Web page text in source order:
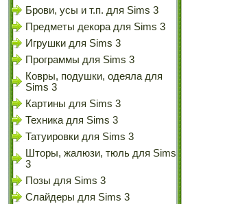
Брови, усы и т.п. для Sims 3
Предметы декора для Sims 3
Игрушки для Sims 3
Программы для Sims 3
Ковры, подушки, одеяла для
Sims 3
Картины для Sims 3
Техника для Sims 3
Татуировки для Sims 3
Шторы, жалюзи, тюль для Sims
3
Позы для Sims 3
Слайдеры для Sims 3